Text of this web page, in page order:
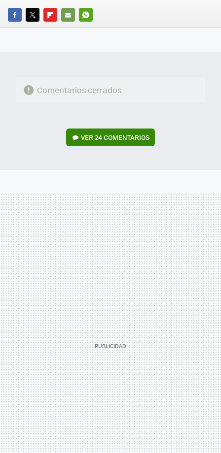
FACEBOOK
TWITTERFLIPBOARD
E-
WHATSAPP
Comentarios cerrados
VER24 COMENTARIOS